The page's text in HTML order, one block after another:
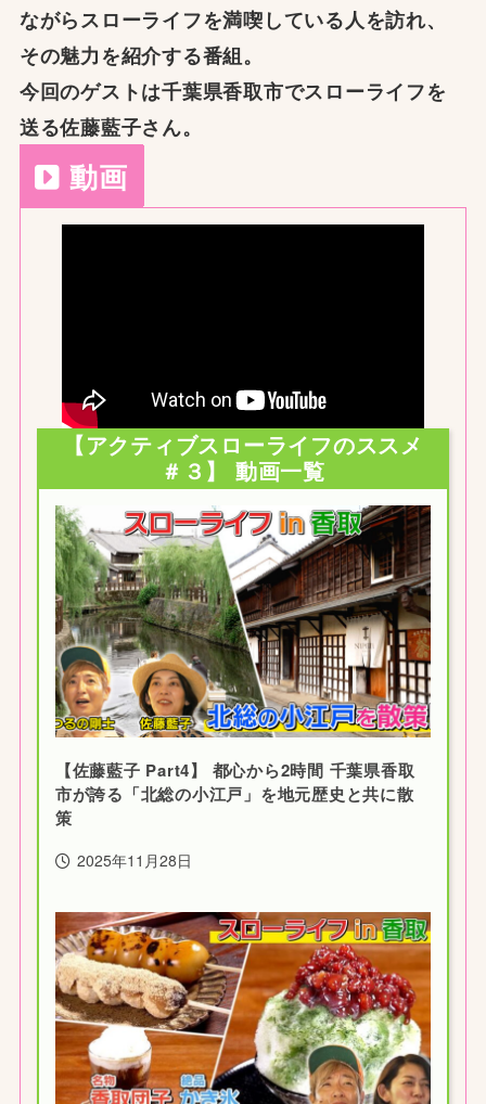
ながらスローライフを満喫している人を訪れ、
その魅力を紹介する番組。
今回のゲストは千葉県香取市でスローライフを
送る佐藤藍子さん。
動画
【アクティブスローライフのススメ
＃３】 動画一覧
【佐藤藍子 Part4】 都心から2時間 千葉県香取
市が誇る「北総の小江戸」を地元歴史と共に散
策
2025年11月28日